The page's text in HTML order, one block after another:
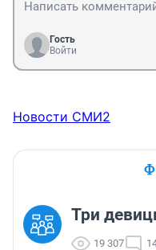
Гость
Войти
Новости СМИ2
Три
19 307